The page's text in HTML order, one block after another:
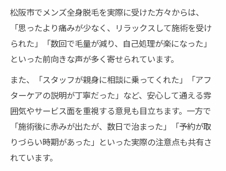
松阪市でメンズ全身脱毛を実際に受けた方々からは、
「思ったより痛みが少なく、リラックスして施術を受け
られた」「数回で毛量が減り、自己処理が楽になった」
といった前向きな声が多く寄せられています。
また、「スタッフが親身に相談に乗ってくれた」「アフ
ターケアの説明が丁寧だった」など、安心して通える雰
囲気やサービス面を重視する意見も目立ちます。一方で
「施術後に赤みが出たが、数日で治まった」「予約が取
りづらい時期があった」といった実際の注意点も共有さ
れています。